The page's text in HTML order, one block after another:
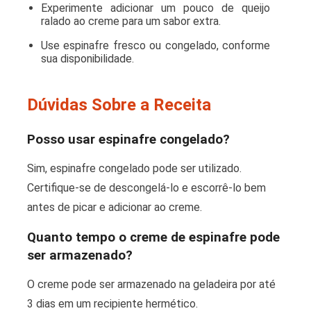
Experimente adicionar um pouco de queijo
ralado ao creme para um sabor extra.
Use espinafre fresco ou congelado, conforme
sua disponibilidade.
Dúvidas Sobre a Receita
Posso usar espinafre congelado?
Sim, espinafre congelado pode ser utilizado.
Certifique-se de descongelá-lo e escorrê-lo bem
antes de picar e adicionar ao creme.
Quanto tempo o creme de espinafre pode
ser armazenado?
O creme pode ser armazenado na geladeira por até
3 dias em um recipiente hermético.